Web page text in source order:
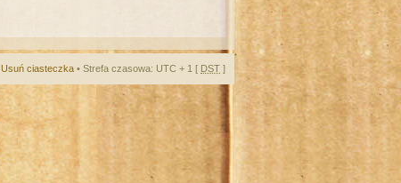
Usuń ciasteczka • Strefa czasowa: UTC + 1 [ DST ]